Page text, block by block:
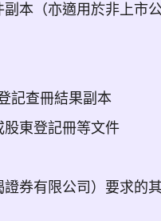
本（亦適用於非上市公
記查冊結果副本
東登記冊等文件
券有限公司）要求的